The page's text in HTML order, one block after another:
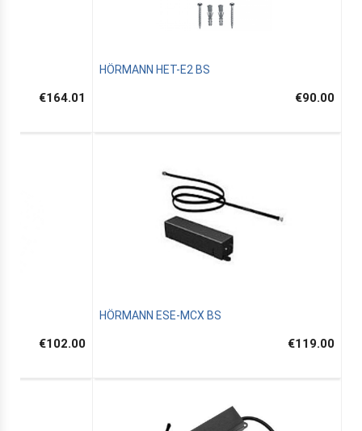
€164.01
HÖRMANN HET-E2 BS
€90.00
€102.00
HÖRMANN ESE-MCX BS
€119.00